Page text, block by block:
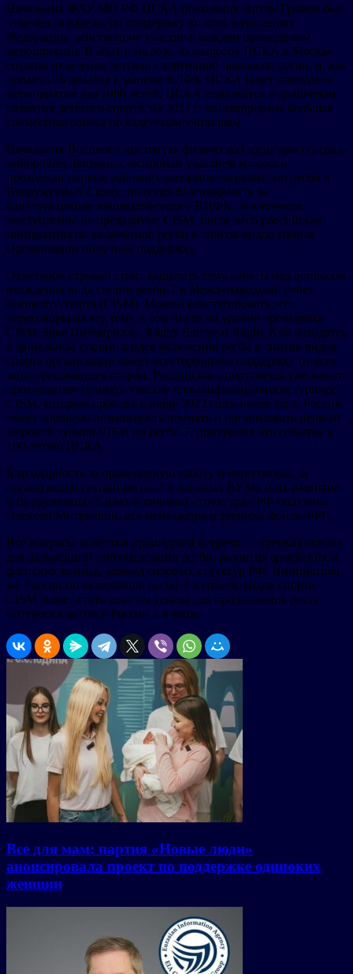
Начальник ФАУ МО РФ ЦСКА полковник Артем Громов был
отмечен за надежную поддержку во всех начинаниях
Федерации, действенное участие в каждом проводимом
мероприятии. В 2021 г. на базе «большого» ЦСКА в Москве
создано отделение детской спортивной школы по регби, и, как
пример, 26 декабря в манеже КЛФК ЦСКА будет проведено
мероприятие для 1000 детей. ЦСКА становится и драйвером
развития детского спорта, на 2022 г. запланирована большая
совместная работа по кадетским училищам.
Начальник Военного института физической культуры генерал-
майор Олег Боцман, с активным участием которого
проходили первые рабочие совещания по развитию регби в
Вооруженных Силах, получил благодарность за
конструктивное взаимодействие с ВИФК, за ключевое
выступление на президиуме CISM, после чего российская
инициатива по включению регби в список видов спорта
Организации получила поддержку.
Отдельной строкой стоит выделить тему работы над вопросом
вхождения вида спорта регби-7 в Международный совет
военного спорта (CISM). Можно констатировать, что
переговоры на эту тему, в том числе на уровне президента
CISM Эрве Пиччирилло, Rugby Europe и Rugby Asia находятся
в финальной стадии, а идея включения регби в список видов
спорта организации имеет всестороннюю поддержку от всех
заинтересованных сторон. Российские спортсмены уже имеют
приглашение принять участие в квалификационном турнире
CISM, который пройдет в июне 2022 года. Более того, Россия
имеет хорошую возможность принять и организовать первый
мировой турнир CISM по регби-7, приурочив это событие к
100-летию ЦСКА.
Благодарность за проведенную работу и переговоры, за
организацию секций регби-7 в военных ВУЗах и их развитие
в Вооруженных Силах и силовых структурах РФ получили
Алексей Митрюшин, все менеджеры и тренеры фонда ФРР.
Все вопросы повестки прошедшей встречи — крепкая основа
для дальнейшей популяризации регби, развития армейских и
флотских команд, команд силовых структур РФ. Инициатива
же России по включению регби-7 в список видов спорта
CISM может стать залогом успеха для продолжения роста
интереса к регби в России и в мире.
Все для мам: партия «Новые люди»
анонсировала проект по поддержке одиноких
женщин